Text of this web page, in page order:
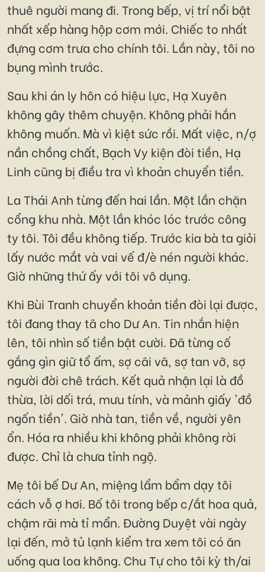
thuê người mang đi. Trong bếp, vị trí nổi bật
nhất xếp hàng hộp cơm mới. Chiếc to nhất
đựng cơm trưa cho chính tôi. Lần này, tôi no
bụng mình trước.
Sau khi án ly hôn có hiệu lực, Hạ Xuyên
không gây thêm chuyện. Không phải hắn
không muốn. Mà vì kiệt sức rồi. Mất việc, n/ợ
nần chồng chất, Bạch Vy kiện đòi tiền, Hạ
Linh cũng bị điều tra vì khoản chuyển tiền.
La Thái Anh từng đến hai lần. Một lần chặn
cổng khu nhà. Một lần khóc lóc trước công
ty tôi. Tôi đều không tiếp. Trước kia bà ta giỏi
lấy nước mắt và vai vế đ/è nén người khác.
Giờ những thứ ấy với tôi vô dụng.
Khi Bùi Tranh chuyển khoản tiền đòi lại được,
tôi đang thay tã cho Dư An. Tin nhắn hiện
lên, tôi nhìn số tiền bật cười. Đã từng cố
gắng gìn giữ tổ ấm, sợ cãi vã, sợ tan vỡ, sợ
người đời chê trách. Kết quả nhận lại là đồ
thừa, lời dối trá, mưu tính, và mảnh giấy 'đồ
ngốn tiền'. Giờ nhà tan, tiền về, người yên
ổn. Hóa ra nhiều khi không phải không rời
được. Chỉ là chưa tỉnh ngộ.
Mẹ tôi bế Dư An, miệng lẩm bẩm dạy tôi
cách vỗ ợ hơi. Bố tôi trong bếp c/ắt hoa quả,
chậm rãi mà tỉ mẩn. Đường Duyệt vài ngày
lại đến, mở tủ lạnh kiểm tra xem tôi có ăn
uống qua loa không. Chu Tự cho tôi kỳ th/ai